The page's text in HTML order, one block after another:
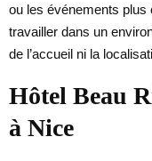
ou les événements plus
travailler dans un
de l’accueil ni la
Hôtel Beau
à Nice